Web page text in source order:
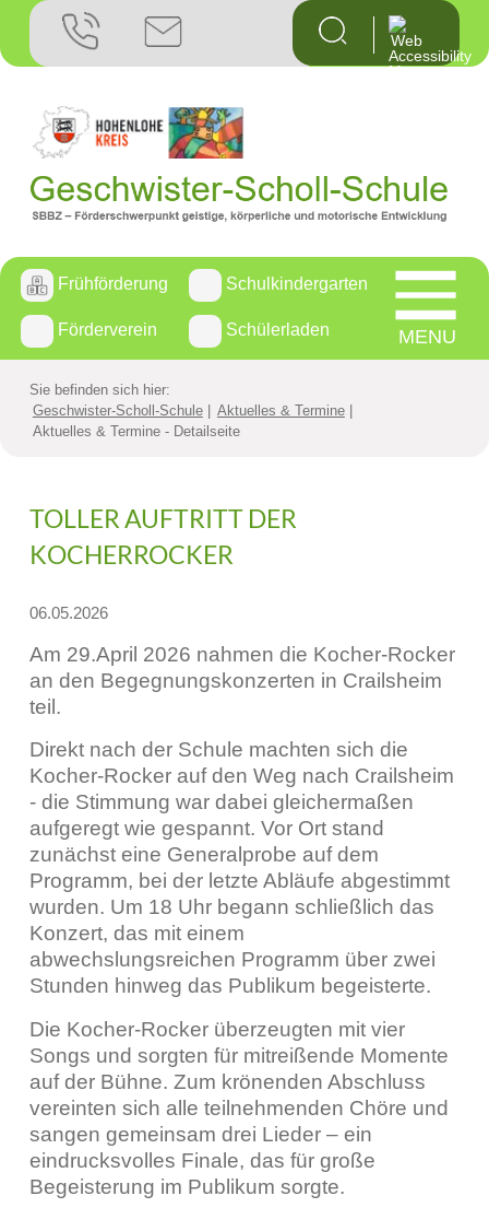
Frühförderung Schulkindergarten
Förderverein Schülerladen MENU
Sie befinden sich hier:
Geschwister-Scholl-Schule
Aktuelles & Termine
Aktuelles & Termine - Detailseite
TOLLER AUFTRITT DER
KOCHERROCKER
06.05.2026
Am 29.April 2026 nahmen die Kocher-Rocker
an den Begegnungskonzerten in Crailsheim
teil.
Direkt nach der Schule machten sich die
Kocher-Rocker auf den Weg nach Crailsheim
- die Stimmung war dabei gleichermaßen
aufgeregt wie gespannt. Vor Ort stand
zunächst eine Generalprobe auf dem
Programm, bei der letzte Abläufe abgestimmt
wurden. Um 18 Uhr begann schließlich das
Konzert, das mit einem
abwechslungsreichen Programm über zwei
Stunden hinweg das Publikum begeisterte.
Die Kocher-Rocker überzeugten mit vier
Songs und sorgten für mitreißende Momente
auf der Bühne. Zum krönenden Abschluss
vereinten sich alle teilnehmenden Chöre und
sangen gemeinsam drei Lieder – ein
eindrucksvolles Finale, das für große
Begeisterung im Publikum sorgte.
Aktuelles
Kontakt
Erklärung